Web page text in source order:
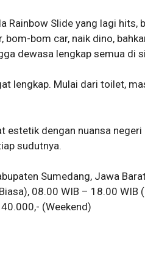
Rainbow Slide yang lagi hits,
bom car, naik dino,
dewasa lengkap semua di
lengkap. Mulai dari toilet,
estetik dengan nuansa negeri
sudutnya.
Sumedang, Jawa
08.00 WIB – 18.00 WIB
(Weekend)